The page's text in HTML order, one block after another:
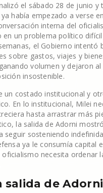
el sábado 28 de junio y
había empezado a verse
interna del
en un problema político
el Gobierno intentó
sobre gastos, viajes y
volumen y dejaron
insostenible.
un costado institucional y
En lo institucional, Milei
hasta arrastrar más
la salida de Adorni
seguir sosteniendo
ya le consumía capital
necesita ordenar
salida de Adorni